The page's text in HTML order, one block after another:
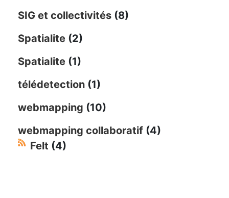
SIG et collectivités (8)
Spatialite (2)
Spatialite (1)
télédetection (1)
webmapping (10)
webmapping collaboratif (4)
Felt (4)